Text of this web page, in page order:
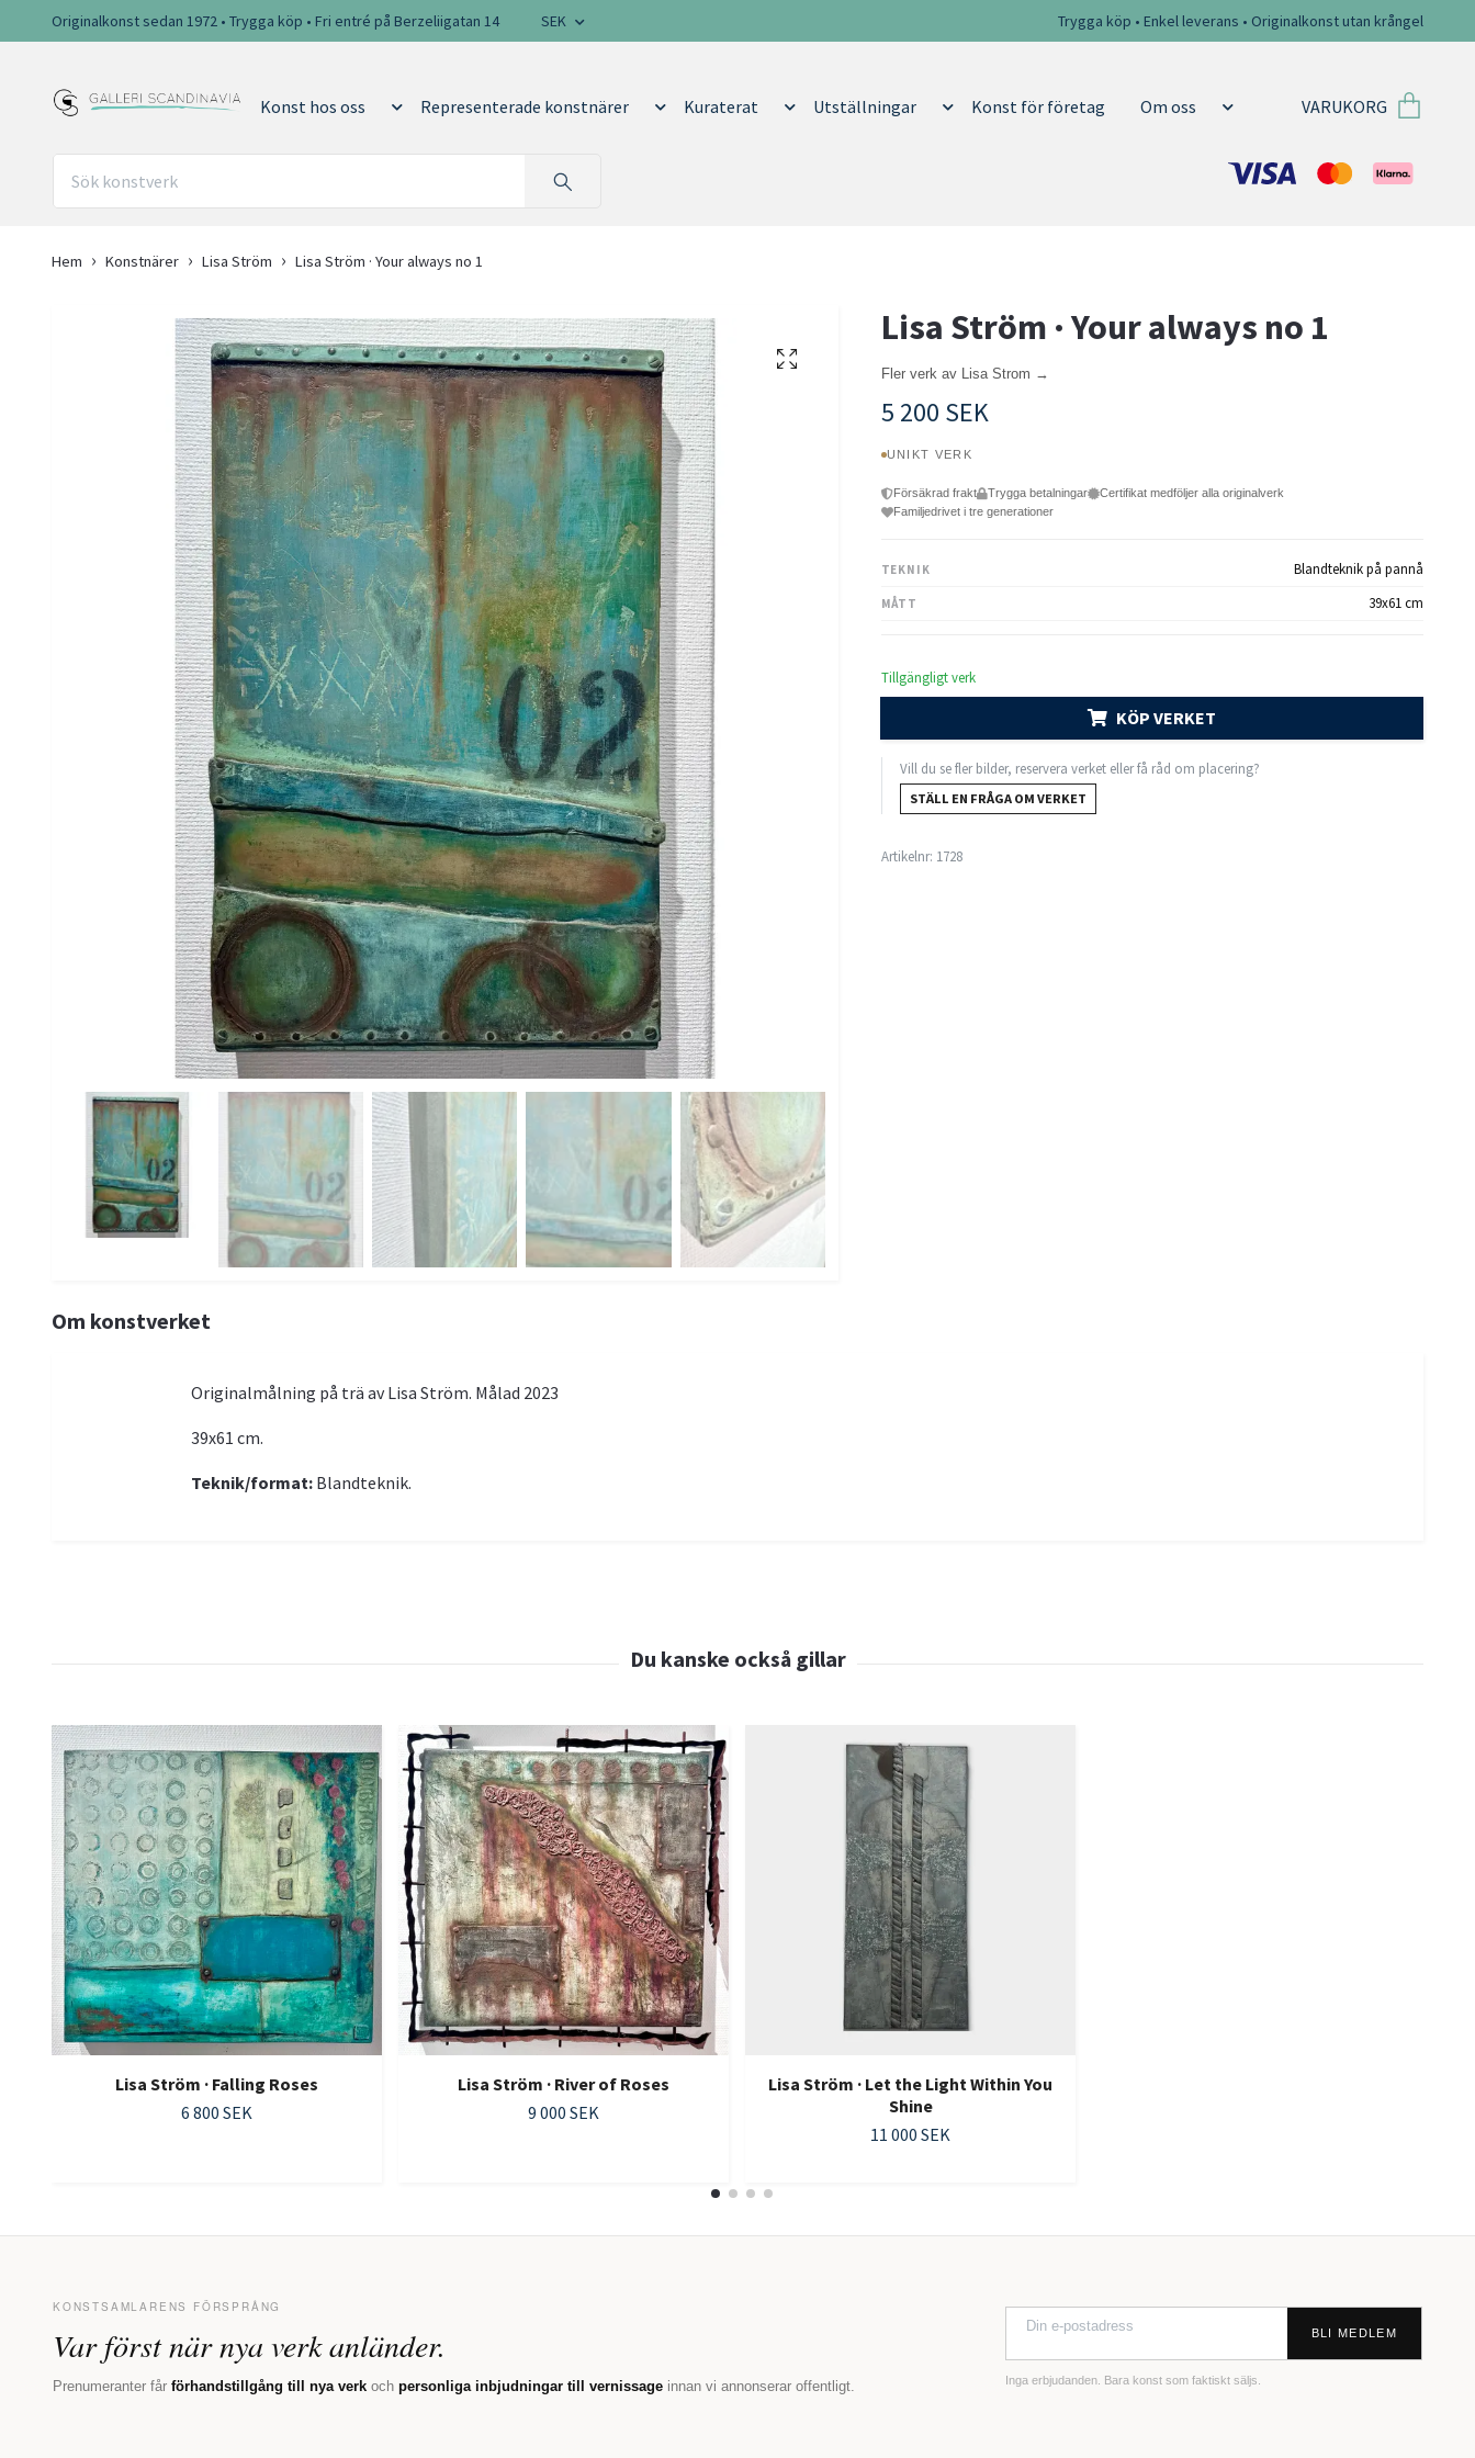
Originalkonst sedan 1972 • Trygga köp • Fri entré på Berzeliigatan 14 SEK Trygga köp • Enkel leverans • Originalkonst utan krångel
Konst hos oss Representerade konstnärer Kuraterat Utställningar Konst för företag Om oss VARUKORG
Hem Konstnärer Lisa Ström Lisa Ström · Your always no 1
Lisa Ström · Your always no 1
Fler verk av Lisa Strom →
5 200 SEK
UNIKT VERK
Försäkrad frakt Trygga betalningar
Certifikat medföljer alla originalverk
Familjedrivet i tre generationer
TEKNIK Blandteknik på pannå
MÅTT 39x61 cm
Tillgängligt verk
KÖP VERKET
Vill du se fler bilder, reservera verket eller få råd om placering?
STÄLL EN FRÅGA OM VERKET
Artikelnr: 1728
Om konstverket
Originalmålning på trä av Lisa Ström. Målad 2023
39x61 cm.
Teknik/format:Blandteknik.
Lisa Ström · Falling Roses
6 800 SEK
Lisa Ström · River of Roses
9 000 SEK
Lisa Ström · Let the Light Within You
Shine
11 000 SEK
KONSTSAMLARENS FÖRSPRÅNG
Var först när nya verk anländer.
Prenumeranter får förhandstillgång till nya verk och personliga inbjudningar till vernissage innan vi annonserar offentligt.
BLI MEDLEM
Inga erbjudanden. Bara konst som faktiskt säljs.